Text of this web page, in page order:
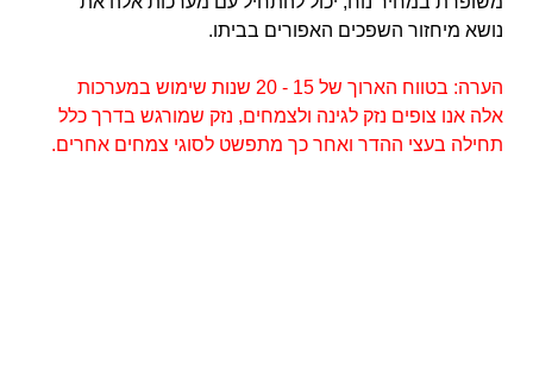
נושא מיחזור השפכים האפורים בביתו.
הערה: בטווח הארוך של 15 - 20 שנות שימוש במערכות
אלה אנו צופים נזק לגינה ולצמחים, נזק שמורגש בדרך כלל
תחילה בעצי ההדר ואחר כך מתפשט לסוגי צמחים אחרים.